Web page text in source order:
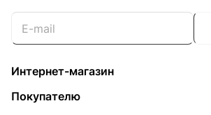
Интернет-магазин
Покупателю